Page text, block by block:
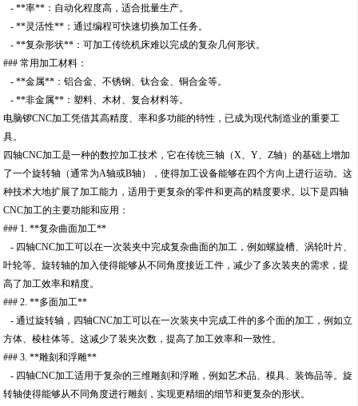
- **率**：自动化程度高，适合批量生产。
- **灵活性**：通过编程可快速切换加工任务。
- **复杂形状**：可加工传统机床难以完成的复杂几何形状。
### 常用加工材料：
- **金属**：铝合金、不锈钢、钛合金、铜合金等。
- **非金属**：塑料、木材、复合材料等。
电脑锣CNC加工凭借其高精度、率和多功能的特性，已成为现代制造业的重要工
具。
四轴CNC加工是一种的数控加工技术，它在传统三轴（X、Y、Z轴）的基础上增加
了一个旋转轴（通常为A轴或B轴），使得加工设备能够在四个方向上进行运动。这
种技术大地扩展了加工能力，适用于更复杂的零件和更高的精度要求。以下是四轴
CNC加工的主要功能和应用：
### 1. **复杂曲面加工**
- 四轴CNC加工可以在一次装夹中完成复杂曲面的加工，例如螺旋槽、涡轮叶片、
叶轮等。旋转轴的加入使得能够从不同角度接近工件，减少了多次装夹的需求，提
高了加工效率和精度。
### 2. **多面加工**
- 通过旋转轴，四轴CNC加工可以在一次装夹中完成工件的多个面的加工，例如立
方体、棱柱体等。这减少了装夹次数，提高了加工效率和一致性。
### 3. **雕刻和浮雕**
- 四轴CNC加工适用于复杂的三维雕刻和浮雕，例如艺术品、模具、装饰品等。旋
转轴使得能够从不同角度进行雕刻，实现更精细的细节和更复杂的形状。